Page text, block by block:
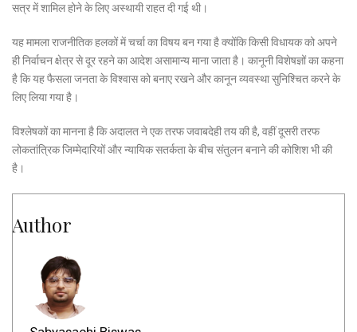
सत्र में शामिल होने के लिए अस्थायी राहत दी गई थी।
यह मामला राजनीतिक हलकों में चर्चा का विषय बन गया है क्योंकि किसी विधायक को अपने
ही निर्वाचन क्षेत्र से दूर रहने का आदेश असामान्य माना जाता है। कानूनी विशेषज्ञों का कहना
है कि यह फैसला जनता के विश्वास को बनाए रखने और कानून व्यवस्था सुनिश्चित करने के
लिए लिया गया है।
विश्लेषकों का मानना है कि अदालत ने एक तरफ जवाबदेही तय की है, वहीं दूसरी तरफ
लोकतांत्रिक जिम्मेदारियों और न्यायिक सतर्कता के बीच संतुलन बनाने की कोशिश भी की
है।
Author